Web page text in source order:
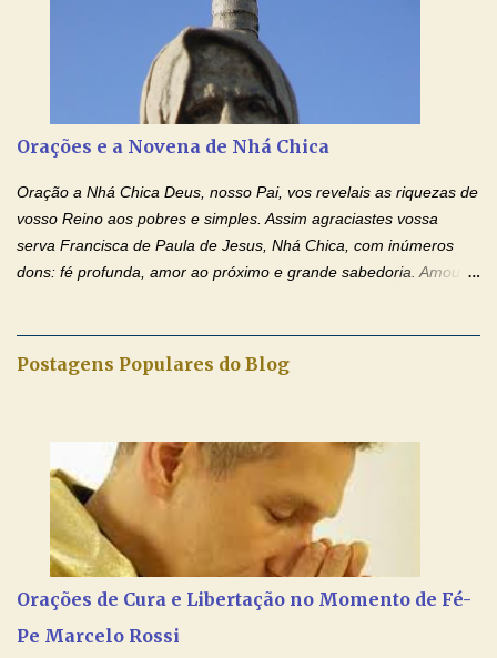
do Padre Marcelo Rossi por E-mail e Facebook: Como foi
anunciado ontem, entramos em uma semana de homenagens
aos nossos pais. Hoje nossas orações serão focadas nos pais
que não se encontram bem de saúde, OS PAIS ENFERMOS!
pais. Vamos dedicar um dia para os pais mais idosos, pais que
estão doentes, pais que estão longe dos filhos, pais que já são
falecidos, pais que tem problemas com vícios, enfim, vamos orar
para todos os pais. Hoje vamos d...
Orações e a Novena de Nhá Chica
Oração a Nhá Chica Deus, nosso Pai, vos revelais as riquezas de
vosso Reino aos pobres e simples. Assim agraciastes vossa
serva Francisca de Paula de Jesus, Nhá Chica, com inúmeros
dons: fé profunda, amor ao próximo e grande sabedoria. Amou a
Senhor Jesus Cristo, vosso Filho, na unidade do Espírito Santo.
(Rezar durante nove dias seguidos ou intercalados) Nhá Chica,
recorro a vós como intercessora entre a Bondade Divina e as
necessidades humanas. Peço-vos, como favor espiritual, que
entregueis nas mãos do Santíssimo o meu pedido urgente (Fazer
o pedido). Acolhei, Nhá Chica, no vosso coração bondoso as
minhas necessidades e amparai-me nesta oração (Fazer o ...
Postagens Populares do Blog
Orações de Cura e Libertação no Momento de Fé-
Pe Marcelo Rossi